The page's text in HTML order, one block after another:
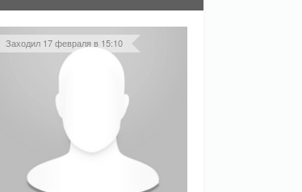
Заходил 17 февраля в 15:10